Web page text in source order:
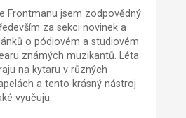
Frontmanu jsem zodpovědný
za sekci novinek a
o pódiovém a studiovém
známých muzikantů. Léta
na kytaru v různých
a tento krásný nástroj
vyučuju.